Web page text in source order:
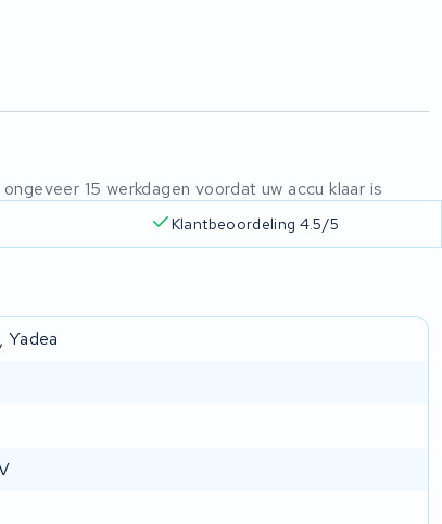
15 werkdagen voordat uw accu klaar is
Klantbeoordeling 4.5/5
Yadea